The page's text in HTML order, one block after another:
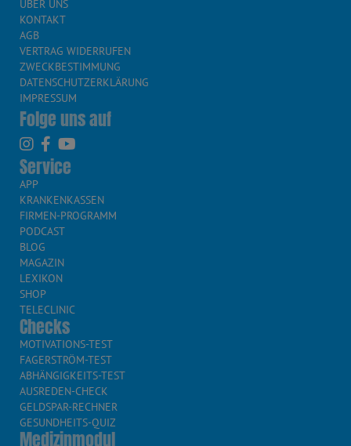
ÜBER UNS
KONTAKT
AGB
VERTRAG WIDERRUFEN
ZWECKBESTIMMUNG
DATENSCHUTZERKLÄRUNG
IMPRESSUM
Folge uns auf
Service
APP
KRANKENKASSEN
FIRMEN-PROGRAMM
PODCAST
BLOG
MAGAZIN
LEXIKON
SHOP
TELECLINIC
Checks
MOTIVATIONS-TEST
FAGERSTRÖM-TEST
ABHÄNGIGKEITS-TEST
AUSREDEN-CHECK
GELDSPAR-RECHNER
GESUNDHEITS-QUIZ
Medizinmodul